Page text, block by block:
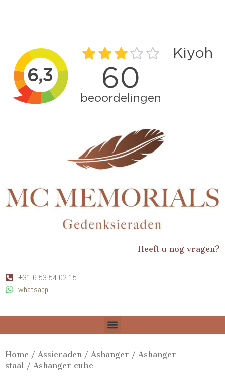
Heeft u nog vragen?
+31 6 53 54 02 15
whatsapp
Home / Assieraden / Ashanger / Ashanger
staal / Ashanger cube